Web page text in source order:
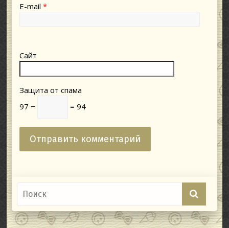
E-mail*
Сайт
Защита от спама
97 −
= 94